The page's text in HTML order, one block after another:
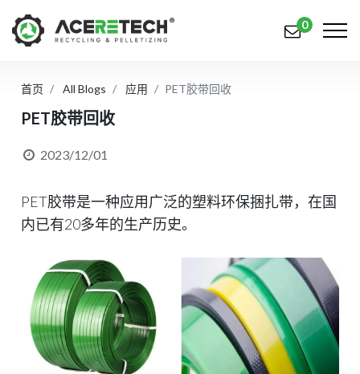
产品
知识中心
联系我们
简体中文 English (US)
русский язык Español
0
首页 All Blogs 应用 PET胶带回收
PET胶带回收
2023/12/01
PET胶带是一种应用广泛的塑料环保捆扎带，在国
内已有20多年的生产历史。